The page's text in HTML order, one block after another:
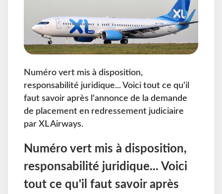
Numéro vert mis à disposition,
responsabilité juridique... Voici tout ce qu'il
faut savoir après l'annonce de la demande
de placement en redressement judiciaire
par XL Airways.
Numéro vert mis à disposition,
responsabilité juridique... Voici
tout ce qu'il faut savoir après